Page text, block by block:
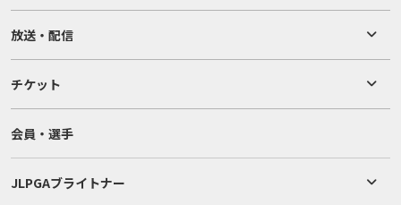
放送・配信
チケット
会員・選手
JLPGAブライトナー